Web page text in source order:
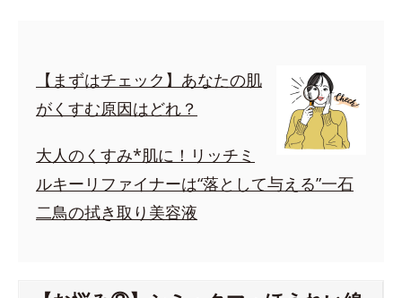
【まずはチェック】あなたの肌
がくすむ原因はどれ？
大人のくすみ*肌に！リッチミ
ルキーリファイナーは“落として与える”一石
二鳥の拭き取り美容液